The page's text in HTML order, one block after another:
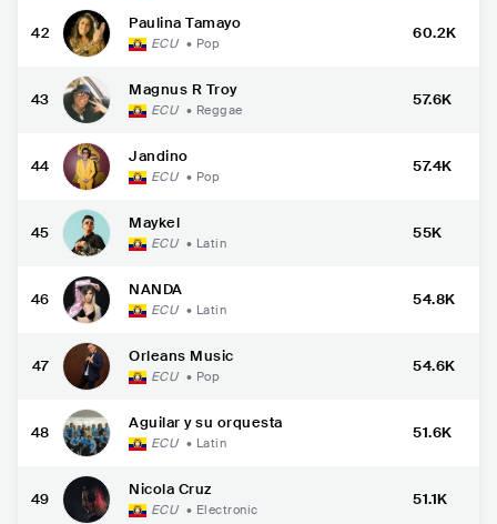
42
Paulina Tamayo
ECU • Pop
60.2K
43
Magnus R Troy
ECU • Reggae
57.6K
44
Jandino
ECU • Pop
57.4K
45
Maykel
ECU • Latin
55K
46
NANDA
ECU • Latin
54.8K
47
Orleans Music
ECU • Pop
54.6K
48
Aguilar y su orquesta
ECU • Latin
51.6K
49
Nicola Cruz
ECU • Electronic
51.1K